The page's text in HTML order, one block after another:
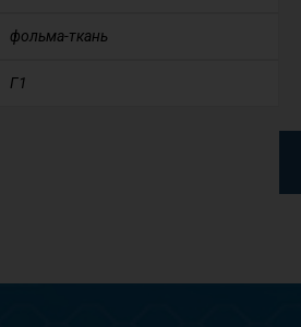
фольма-ткань
Г1